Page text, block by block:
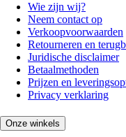
Wie zijn wij?
Neem contact op
Verkoopvoorwaarden
Retourneren en
Juridische disclaimer
Betaalmethoden
Prijzen en
Privacy verklaring
Onze winkels